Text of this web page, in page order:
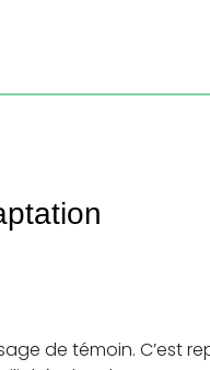
de témoin. C’est